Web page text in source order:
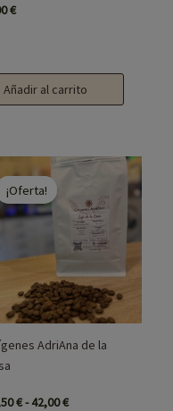
€
Añadir al carrito
¡Oferta!
¡Oferta!
AdriAna de la
€- 42,00€
Rango
precios:
desde
10,50 €
hasta